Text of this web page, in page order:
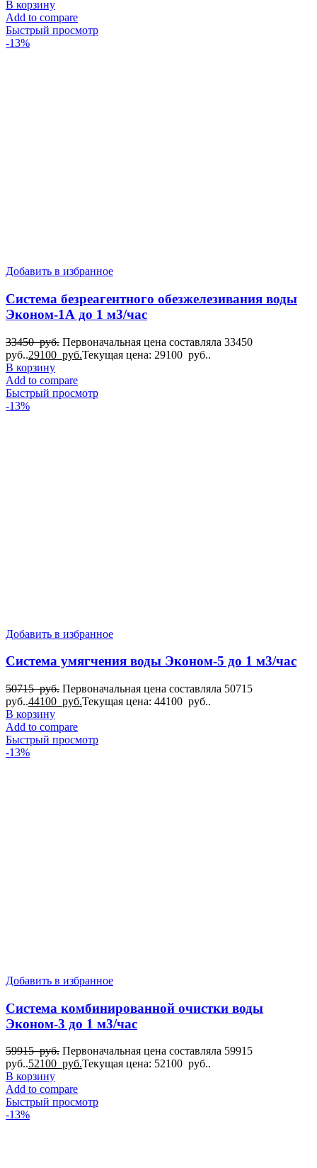
В корзину
Add to compare
Быстрый просмотр
-13%
Добавить в избранное
Система безреагентного обезжелезивания воды
Эконом-1А до 1 м3/час
33450руб. Первоначальная цена составляла 33450
руб..29100 руб.Текущая цена: 29100 руб..
В корзину
Add to compare
Быстрый просмотр
-13%
Добавить в избранное
Система умягчения воды Эконом-5 до 1 м3/час
50715руб. Первоначальная цена составляла 50715
руб..44100 руб.Текущая цена: 44100 руб..
В корзину
Add to compare
Быстрый просмотр
-13%
Добавить в избранное
Система комбинированной очистки воды
Эконом-3 до 1 м3/час
59915руб. Первоначальная цена составляла 59915
руб..52100 руб.Текущая цена: 52100 руб..
В корзину
Add to compare
Быстрый просмотр
-13%